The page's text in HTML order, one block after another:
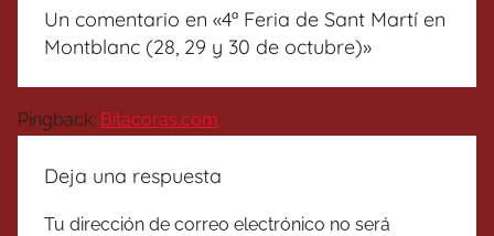
Un comentario en «4ª Feria de Sant Martí en
Montblanc (28, 29 y 30 de octubre)»
Pingback: Bitacoras.com
Deja una respuesta
Tu dirección de correo electrónico no será